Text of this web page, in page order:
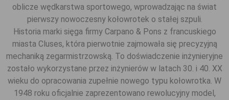
oblicze wędkarstwa sportowego, wprowadzając na świat
pierwszy nowoczesny kołowrotek o stałej szpuli.
Historia marki sięga firmy Carpano & Pons z francuskiego
miasta Cluses, która pierwotnie zajmowała się precyzyjną
mechaniką zegarmistrzowską. To doświadczenie inżynieryjne
zostało wykorzystane przez inżynierów w latach 30. i 40. XX
wieku do opracowania zupełnie nowego typu kołowrotka. W
1948 roku oficjalnie zaprezentowano rewolucyjny model,